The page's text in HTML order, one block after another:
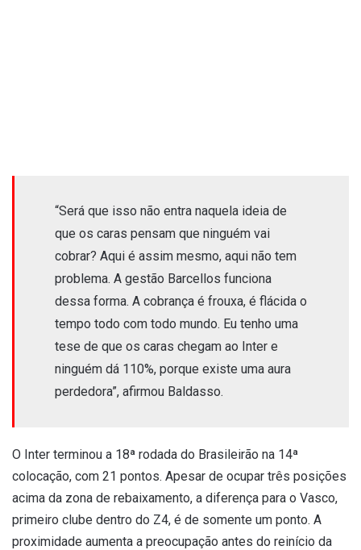
“Será que isso não entra naquela ideia de
que os caras pensam que ninguém vai
cobrar? Aqui é assim mesmo, aqui não tem
problema. A gestão Barcellos funciona
dessa forma. A cobrança é frouxa, é flácida o
tempo todo com todo mundo. Eu tenho uma
tese de que os caras chegam ao Inter e
ninguém dá 110%, porque existe uma aura
perdedora”, afirmou Baldasso.
O Inter terminou a 18ª rodada do Brasileirão na 14ª
colocação, com 21 pontos. Apesar de ocupar três posições
acima da zona de rebaixamento, a diferença para o Vasco,
primeiro clube dentro do Z4, é de somente um ponto. A
proximidade aumenta a preocupação antes do reinício da